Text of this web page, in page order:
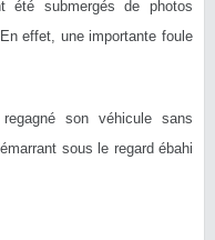
submergés de photos
effet, une importante foule
son véhicule sans
sous le regard ébahi